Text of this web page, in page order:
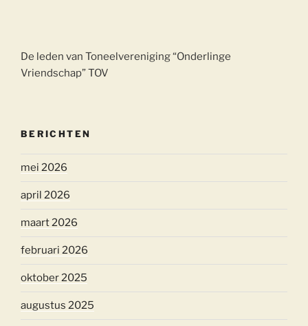
De leden van Toneelvereniging “Onderlinge
Vriendschap” TOV
BERICHTEN
mei 2026
april 2026
maart 2026
februari 2026
oktober 2025
augustus 2025